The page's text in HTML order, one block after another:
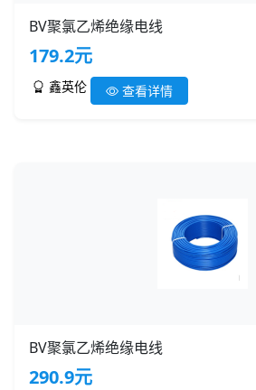
BV聚氯乙烯绝缘电线
179.2元
鑫英伦 查看详情
BV聚氯乙烯绝缘电线
290.9元